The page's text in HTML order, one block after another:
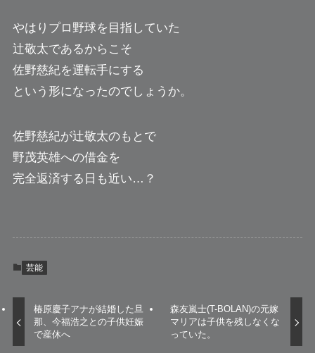
やはりプロ野球を目指していた
辻敬太であるからこそ
佐野慈紀を運転手にする
という形になったのでしょうか。
佐野慈紀が辻敬太のもとで
野茂英雄への借金を
完全返済する日も近い…？
芸能
椿原慶子アナが結婚した旦
那、今福浩之との子供妊娠
で産休へ
森友嵐士(T-BOLAN)の元嫁
マリアは子供を残しなくな
っていた。